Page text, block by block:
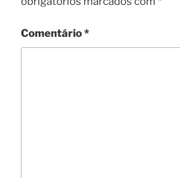
Comentário*